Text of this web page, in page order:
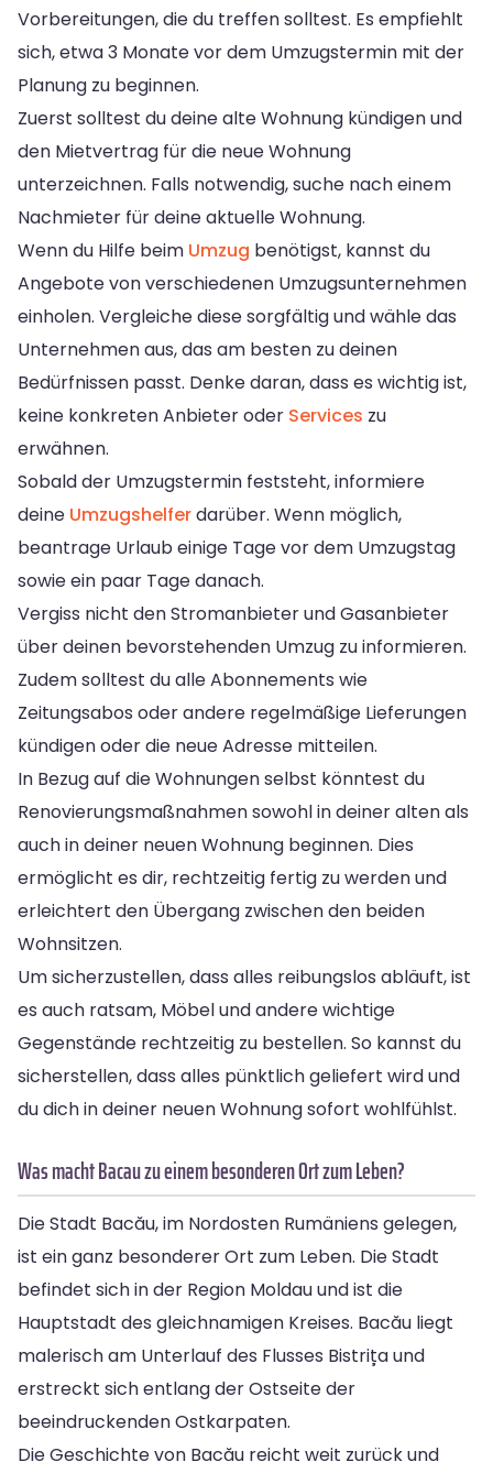
Vorbereitungen, die du treffen solltest. Es empfiehlt
sich, etwa 3 Monate vor dem Umzugstermin mit der
Planung zu beginnen.
Zuerst solltest du deine alte Wohnung kündigen und
den Mietvertrag für die neue Wohnung
unterzeichnen. Falls notwendig, suche nach einem
Nachmieter für deine aktuelle Wohnung.
Wenn du Hilfe beim Umzug benötigst, kannst du
Angebote von verschiedenen Umzugsunternehmen
einholen. Vergleiche diese sorgfältig und wähle das
Unternehmen aus, das am besten zu deinen
Bedürfnissen passt. Denke daran, dass es wichtig ist,
keine konkreten Anbieter oder Services zu
erwähnen.
Sobald der Umzugstermin feststeht, informiere
deine Umzugshelferdarüber. Wenn möglich,
beantrage Urlaub einige Tage vor dem Umzugstag
sowie ein paar Tage danach.
Vergiss nicht den Stromanbieter und Gasanbieter
über deinen bevorstehenden Umzug zu informieren.
Zudem solltest du alle Abonnements wie
Zeitungsabos oder andere regelmäßige Lieferungen
kündigen oder die neue Adresse mitteilen.
In Bezug auf die Wohnungen selbst könntest du
Renovierungsmaßnahmen sowohl in deiner alten als
auch in deiner neuen Wohnung beginnen. Dies
ermöglicht es dir, rechtzeitig fertig zu werden und
erleichtert den Übergang zwischen den beiden
Wohnsitzen.
Um sicherzustellen, dass alles reibungslos abläuft, ist
es auch ratsam, Möbel und andere wichtige
Gegenstände rechtzeitig zu bestellen. So kannst du
sicherstellen, dass alles pünktlich geliefert wird und
du dich in deiner neuen Wohnung sofort wohlfühlst.
Was macht Bacau zu einem besonderen Ort zum Leben?
Die Stadt Bacău, im Nordosten Rumäniens gelegen,
ist ein ganz besonderer Ort zum Leben. Die Stadt
befindet sich in der Region Moldau und ist die
Hauptstadt des gleichnamigen Kreises. Bacău liegt
malerisch am Unterlauf des Flusses Bistrița und
erstreckt sich entlang der Ostseite der
beeindruckenden Ostkarpaten.
Die Geschichte von Bacău reicht weit zurück und